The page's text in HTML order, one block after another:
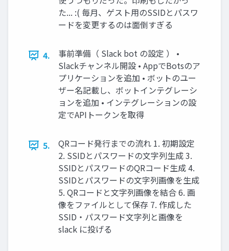
た... :( 毎月、ゲスト用のSSIDとパスワ
ードを変更するのは面倒すぎる
4.
事前準備（ Slack bot の設定 ） •
Slackチャンネル開設 • AppでBotsのア
プリケーションを追加 • ボットのユー
ザー名記載し、ボットインテグレーシ
ョンを追加 • インテグレーションの設
定でAPIトークンを取得
5.
QRコード発行までの流れ 1. 初期設定
2. SSIDとパスワードの文字列生成 3.
SSIDとパスワードのQRコード生成 4.
SSIDとパスワードの文字列画像を生成
5. QRコードと文字列画像を結合 6. 画
像をファイルとして保存 7. 作成した
SSID・パスワード文字列と画像を
slack に投げる